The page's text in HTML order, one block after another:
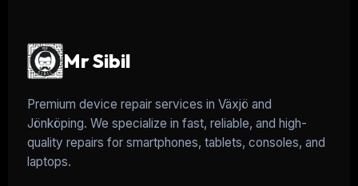
Mr Sibil
Premium device repair services in Växjö and
Jönköping. We specialize in fast, reliable, and high-
quality repairs for smartphones, tablets, consoles, and
laptops.